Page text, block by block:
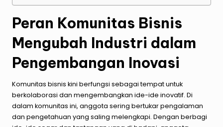
Peran Komunitas Bisnis
Mengubah Industri dalam
Pengembangan Inovasi
Komunitas bisnis kini berfungsi sebagai tempat untuk
berkolaborasi dan mengembangkan ide-ide inovatif. Di
dalam komunitas ini, anggota sering bertukar pengalaman
dan pengetahuan yang saling melengkapi. Dengan berbagi